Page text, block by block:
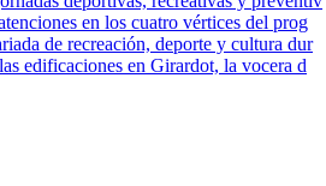
en los cuatro vértices del prog
de recreación, deporte y cultura dur
edificaciones en Girardot, la vocera d